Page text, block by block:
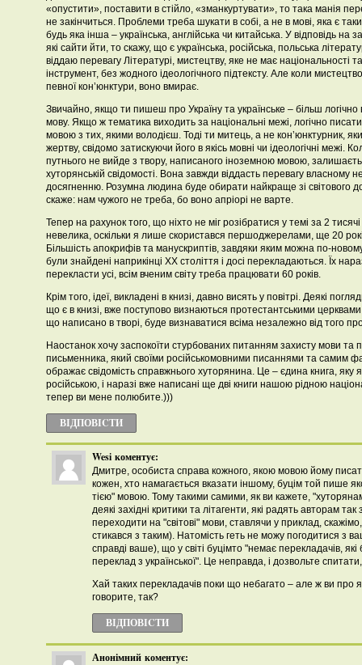
«опустити», поставити в стійло, «зманкуртувати», то така манія
не закінчиться. Проблеми треба шукати в собі, а не в мові, яка є
будь яка інша – українська, англійська чи китайська. У відповідь
які сайти йти, то скажу, що є українська, російська, польська
віддаю перевагу Літературі, мистецтву, яке не має національності
інструмент, без жодного ідеологічного підтексту. Але коли
певної кон’юнктури, воно вмирає.
Звичайно, якщо ти пишеш про Україну та українське – більш логічно
мову. Якщо ж тематика виходить за національні межі, логічно
мовою з тих, якими володієш. Тоді ти митець, а не кон’юнктурник,
жертву, свідомо затискуючи його в якісь мовні чи ідеологічні межі.
путнього не вийде з твору, написаного іноземною мовою,
хуторянській свідомості. Вона завжди віддасть перевагу власному
досягненню. Розумна людина буде обирати найкраще зі світового
скаже: нам чужого не треба, бо воно апріорі не варте.
Тепер на рахунок того, що ніхто не міг розібратися у темі за 2
невелика, оскільки я лише скористався першоджерелами, ще 20
Більшість апокрифів та манускриптів, завдяки яким можна по-
були знайдені наприкінці ХХ століття і досі перекладаються. Їх
перекласти усі, всім вченим світу треба працювати 60 років.
Крім того, ідеї, викладені в книзі, давно висять у повітрі. Деякі
що є в книзі, вже поступово визнаються протестантськими церквами
що написано в творі, буде визнаватися всіма незалежно від того
Наостанок хочу заспокоїти стурбованих питанням захисту мови та
письменника, який своїми російськомовними писаннями та самим
ображає свідомість справжнього хуторянина. Це – єдина книга, яку
російською, і наразі вже написані ще дві книги нашою рідною
тепер ви мене полюбите.)))
ВІДПОВІCТИ
Wesi коментує:
Дмитре, особиста справа кожного, якою мовою йому
кожен, хто намагається вказати іншому, буцім той пише
тією" мовою. Тому такими самими, як ви кажете,
деякі західні критики та літагенти, які радять авторам
переходити на "світові" мови, ставлячи у приклад,
стикався з таким). Натомість геть не можу погодитися з
справді ваше), що у світі буцімто "немає перекладачів,
переклад з української". Це неправда, і дозвольте
Хай таких перекладачів поки що небагато – але ж ви про
говорите, так?
ВІДПОВІCТИ
Анонімний коментує: